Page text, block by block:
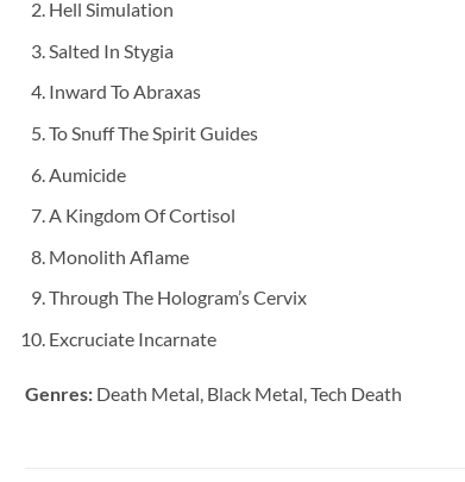
Hell Simulation
Salted In Stygia
Inward To Abraxas
To Snuff The Spirit Guides
Aumicide
A Kingdom Of Cortisol
Monolith Aflame
Through The Hologram’s Cervix
Excruciate Incarnate
Genres:Death Metal, Black Metal, Tech Death